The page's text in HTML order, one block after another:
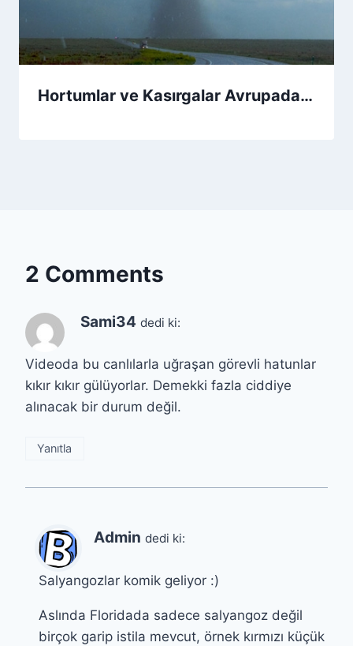
Hortumlar ve Kasırgalar Avrupada…
2 Comments
Sami34 dedi ki:
Videoda bu canlılarla uğraşan görevli hatunlar
kıkır kıkır gülüyorlar. Demekki fazla ciddiye
alınacak bir durum değil.
Yanıtla
Admin dedi ki:
Salyangozlar komik geliyor :)
Aslında Floridada sadece salyangoz değil
birçok garip istila mevcut, örnek kırmızı küçük